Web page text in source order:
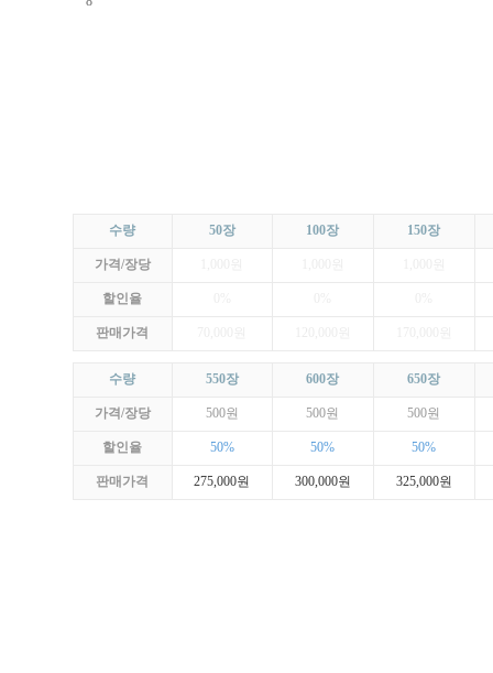
수량 50장 100장 150장
가격/장당
할인율
판매가격
수량 550장 600장 650장
가격/장당 500원 500원 500원
할인율 50% 50% 50%
판매가격 275,000원 300,000원 325,000원